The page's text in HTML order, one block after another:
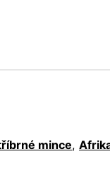
mince,